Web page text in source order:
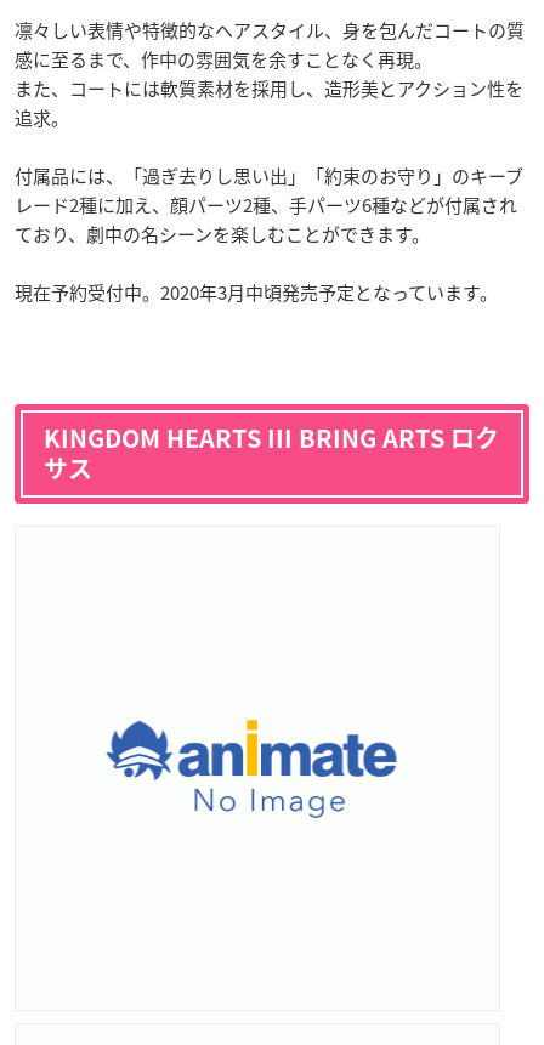
凛々しい表情や特徴的なヘアスタイル、身を包んだコートの質
感に至るまで、作中の雰囲気を余すことなく再現。
また、コートには軟質素材を採用し、造形美とアクション性を
追求。
付属品には、「過ぎ去りし思い出」「約束のお守り」のキーブ
レード2種に加え、顔パーツ2種、手パーツ6種などが付属され
ており、劇中の名シーンを楽しむことができます。
現在予約受付中。2020年3月中頃発売予定となっています。
KINGDOM HEARTS III BRING ARTS ロク
サス